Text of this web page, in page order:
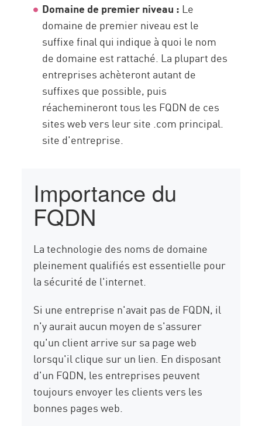
Domaine de premier niveau : Le
domaine de premier niveau est le
suffixe final qui indique à quoi le nom
de domaine est rattaché. La plupart des
entreprises achèteront autant de
suffixes que possible, puis
réachemineront tous les FQDN de ces
sites web vers leur site .com principal.
site d'entreprise.
Importance du
FQDN
La technologie des noms de domaine
pleinement qualifiés est essentielle pour
la sécurité de l'internet.
Si une entreprise n'avait pas de FQDN, il
n'y aurait aucun moyen de s'assurer
qu'un client arrive sur sa page web
lorsqu'il clique sur un lien. En disposant
d'un FQDN, les entreprises peuvent
toujours envoyer les clients vers les
bonnes pages web.